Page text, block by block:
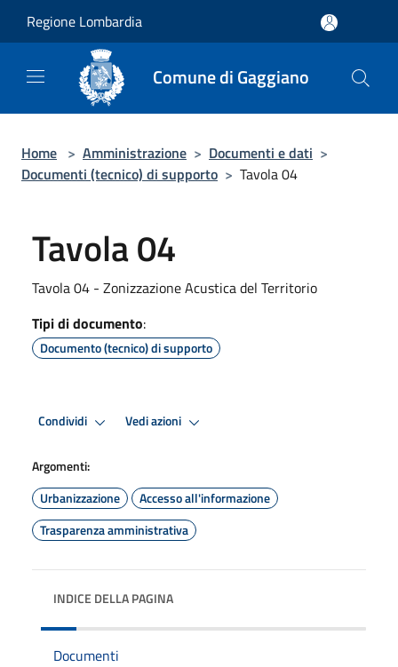
Regione Lombardia
Comune di Gaggiano
Home > Amministrazione > Documenti e dati >
Documenti (tecnico) di supporto > Tavola 04
Tavola 04
Tavola 04 - Zonizzazione Acustica del Territorio
Tipi di documento:
Documento (tecnico) di supporto
Condividi Vedi azioni
Argomenti:
Urbanizzazione
Accesso all'informazione
Trasparenza amministrativa
INDICE DELLA PAGINA
Documenti